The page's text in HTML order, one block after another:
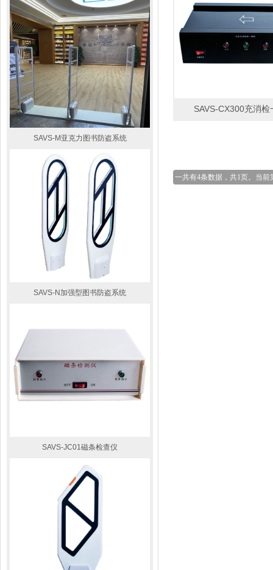
SAVS-SC600进口亚克力防盗器
SAVS-SC580声磁防盗器
SAVS-500宽型防盗器
SAVS-M亚克力图书防盗系统
SAVS-N加强型图书防盗系统
SAVS-JC01磁条检查仪
SAVS-CX300充消检
一共有4条数据，共1页。当前